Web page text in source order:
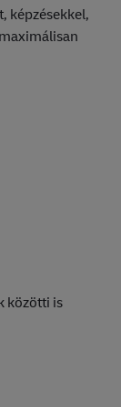
képzésekkel,
közötti is